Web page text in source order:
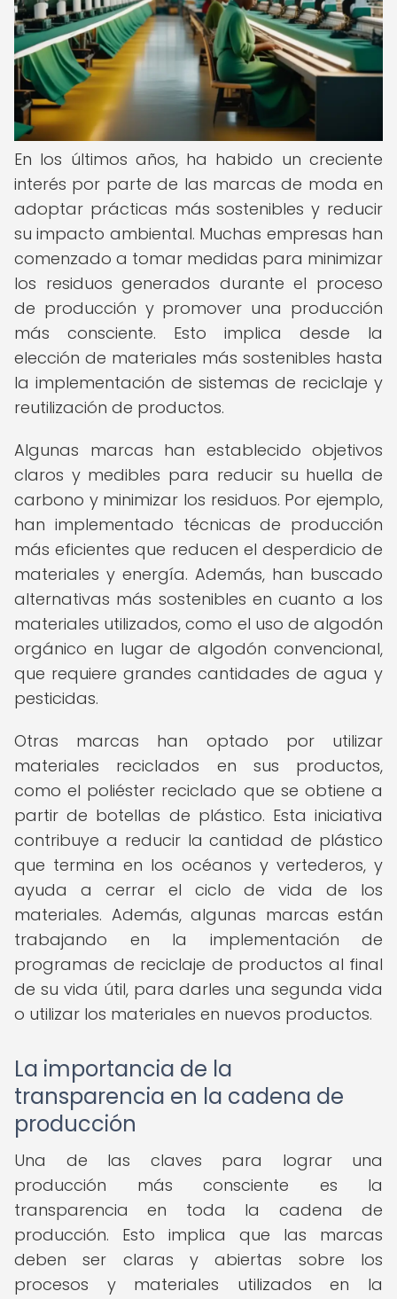
En los últimos años, ha habido un creciente
interés por parte de las marcas de moda en
adoptar prácticas más sostenibles y reducir
su impacto ambiental. Muchas empresas han
comenzado a tomar medidas para minimizar
los residuos generados durante el proceso
de producción y promover una producción
más consciente. Esto implica desde la
elección de materiales más sostenibles hasta
la implementación de sistemas de reciclaje y
reutilización de productos.
Algunas marcas han establecido objetivos
claros y medibles para reducir su huella de
carbono y minimizar los residuos. Por ejemplo,
han implementado técnicas de producción
más eficientes que reducen el desperdicio de
materiales y energía. Además, han buscado
alternativas más sostenibles en cuanto a los
materiales utilizados, como el uso de algodón
orgánico en lugar de algodón convencional,
que requiere grandes cantidades de agua y
pesticidas.
Otras marcas han optado por utilizar
materiales reciclados en sus productos,
como el poliéster reciclado que se obtiene a
partir de botellas de plástico. Esta iniciativa
contribuye a reducir la cantidad de plástico
que termina en los océanos y vertederos, y
ayuda a cerrar el ciclo de vida de los
materiales. Además, algunas marcas están
trabajando en la implementación de
programas de reciclaje de productos al final
de su vida útil, para darles una segunda vida
o utilizar los materiales en nuevos productos.
La importancia de la
transparencia en la cadena de
producción
Una de las claves para lograr una
producción más consciente es la
transparencia en toda la cadena de
producción. Esto implica que las marcas
deben ser claras y abiertas sobre los
procesos y materiales utilizados en la